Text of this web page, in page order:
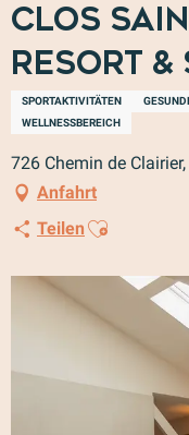
Clos
Resort &
SPORTAKTIVITÄTEN
WELLNESSBEREICH
726 Chemin de
Anfahrt
Teilen Ajouter aux